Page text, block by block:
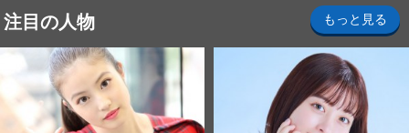
注目の人物 もっと見る